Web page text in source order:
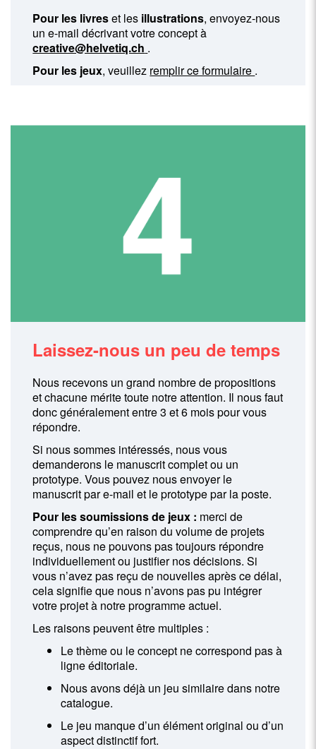
Pour les livreset les illustrations, envoyez-nous
un e-mail décrivant votre concept à
creative@helvetiq.ch .
Pour les jeux, veuillez remplir ce formulaire .
Laissez-nous un peu de temps
Nous recevons un grand nombre de propositions
et chacune mérite toute notre attention. Il nous faut
donc généralement entre 3 et 6 mois pour vous
répondre.
Si nous sommes intéressés, nous vous
demanderons le manuscrit complet ou un
prototype. Vous pouvez nous envoyer le
manuscrit par e-mail et le prototype par la poste.
Pour les soumissions de jeux : merci de
comprendre qu’en raison du volume de projets
reçus, nous ne pouvons pas toujours répondre
individuellement ou justifier nos décisions. Si
vous n’avez pas reçu de nouvelles après ce délai,
cela signifie que nous n’avons pas pu intégrer
votre projet à notre programme actuel.
Les raisons peuvent être multiples :
Le thème ou le concept ne correspond pas à notre
ligne éditoriale.
Nous avons déjà un jeu similaire dans notre
catalogue.
Le jeu manque d’un élément original ou d’un
aspect distinctif fort.